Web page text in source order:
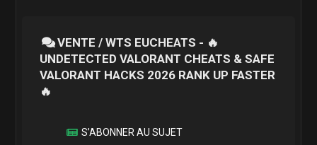
VENTE / WTS EUCHEATS - 🔥
UNDETECTED VALORANT CHEATS & SAFE
VALORANT HACKS 2026 RANK UP FASTER
🔥
S’ABONNER AU SUJET